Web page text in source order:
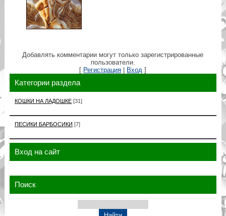
Добавлять комментарии могут только зарегистрированные
пользователи.
[ Регистрация Вход ]
Категории раздела
КОШКИ НА ЛАДОШКЕ [31]
ПЕСИКИ БАРБОСИКИ [7]
Вход на сайт
Поиск